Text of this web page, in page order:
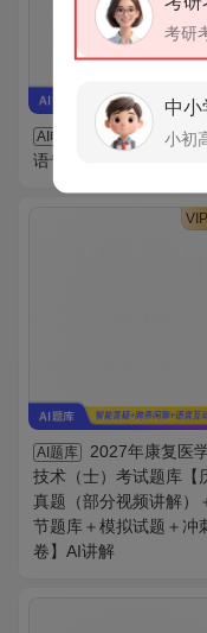
AI电子书
2027年考研
语专用教材AI讲解
VIP
AI题库
2027年康复医
技术（士）考试题库【
真题（部分视频讲解）
节题库＋模拟试题＋冲
卷】AI讲解
考研
中小
小初